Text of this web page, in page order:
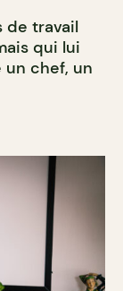
de travail
qui lui
un chef, un